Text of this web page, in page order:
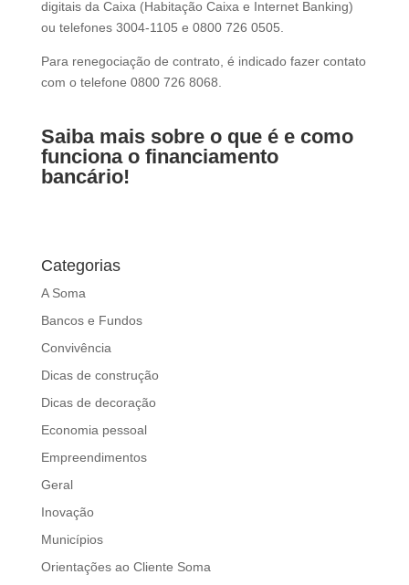
digitais da Caixa (Habitação Caixa e Internet Banking)
ou telefones 3004-1105 e 0800 726 0505.
Para renegociação de contrato, é indicado fazer contato
com o telefone 0800 726 8068.
Saiba mais sobre o que é e como
funciona o financiamento
bancário!
Categorias
A Soma
Bancos e Fundos
Convivência
Dicas de construção
Dicas de decoração
Economia pessoal
Empreendimentos
Geral
Inovação
Municípios
Orientações ao Cliente Soma